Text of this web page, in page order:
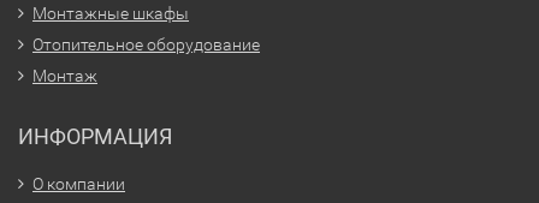
Монтажные шкафы
Отопительное оборудование
Монтаж
ИНФОРМАЦИЯ
О компании